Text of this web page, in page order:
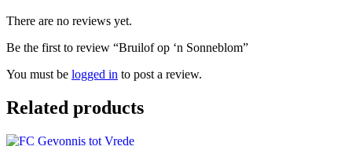
There are no reviews yet.
Be the first to review “Bruilof op ‘n Sonneblom”
You must be logged in to post a review.
Related products